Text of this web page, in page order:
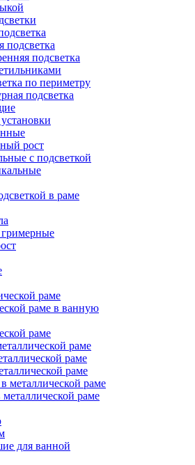
подсветка
подсветка
по периметру
подсветка
рост
с подсветкой
в раме
раме
раме в ванную
раме
раме
раме
раме
металлической раме
раме
для ванной